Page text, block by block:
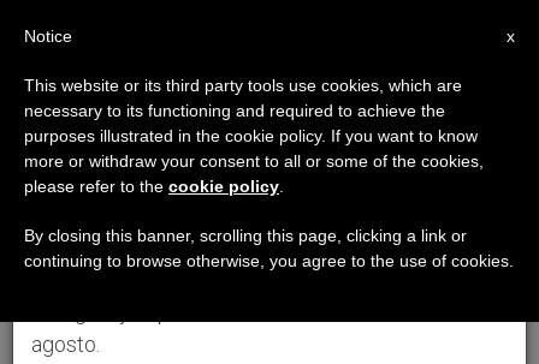
×
Aviso importante
Del 27 de julio al 7 de agosto haremos la pausa
anual, aprovechando que en el periodo de verano
se generan menos informaciones y también el
agosto.
x
Notice
This website or its third party tools use cookies, which are
necessary to its functioning and required to achieve the
purposes illustrated in the cookie policy. If you want to know
more or withdraw your consent to all or some of the cookies,
please refer to the cookie policy
By closing this banner, scrolling this page, clicking a link or
continuing to browse otherwise, you agree to the use of cookies.